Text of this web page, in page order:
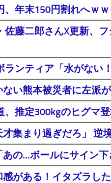
、年末150円割れへｗ
佐藤二郎さんX更新、
ランティア「水がない
い熊本被災者に左派
、推定300kgのヒグマ
集まり過ぎだろ」 逆
の...ボールにサイン
がある！イタズラし